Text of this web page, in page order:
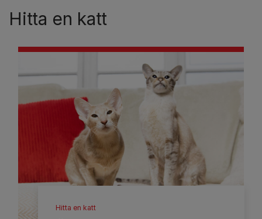
Hitta en katt
Hitta en katt